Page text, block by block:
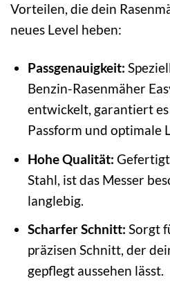
Vorteilen, die dein
neues Level heben:
Passgenauigkeit:
Benzin-Rasenmäher
entwickelt, garantiert
Passform und optimale
Hohe Qualität:
Stahl, ist das Messer
langlebig.
Scharfer Schnitt: Sorgt
präzisen Schnitt, der
gepflegt aussehen lässt.